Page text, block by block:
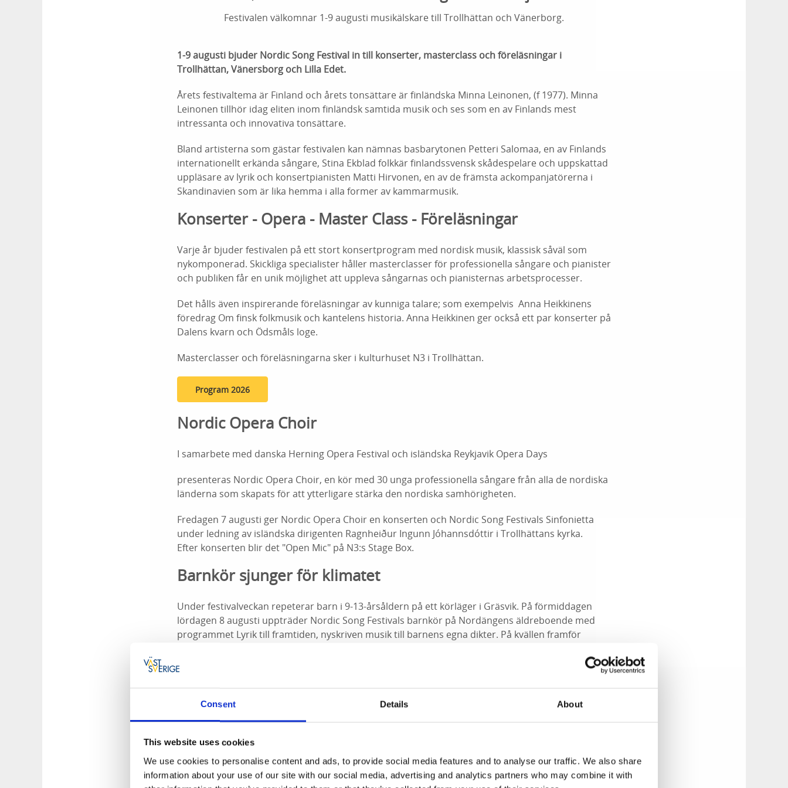
Consent Details About
This website uses cookies
We use cookies to personalise content and ads, to provide social media features and to analyse our traffic. We also share
information about your use of our site with our social media, advertising and analytics partners who may combine it with
Festivalen välkomnar 1-9 augusti musikälskare till Trollhättan och Vänerborg.
1-9 augusti bjuder Nordic Song Festival in till konserter, masterclass och föreläsningar i
Trollhättan, Vänersborg och Lilla Edet.
Årets festivaltema är Finland och årets tonsättare är finländska Minna Leinonen, (f 1977). Minna
Leinonen tillhör idag eliten inom finländsk samtida musik och ses som en av Finlands mest
intressanta och innovativa tonsättare.
Bland artisterna som gästar festivalen kan nämnas basbarytonen Petteri Salomaa, en av Finlands
internationellt erkända sångare, Stina Ekblad folkkär finlandssvensk skådespelare och uppskattad
uppläsare av lyrik och konsertpianisten Matti Hirvonen, en av de främsta ackompanjatörerna i
Skandinavien som är lika hemma i alla former av kammarmusik.
Konserter - Opera - Master Class - Föreläsningar
Varje år bjuder festivalen på ett stort konsertprogram med nordisk musik, klassisk såväl som
nykomponerad. Skickliga specialister håller masterclasser för professionella sångare och pianister
och publiken får en unik möjlighet att uppleva sångarnas och pianisternas arbetsprocesser.
Det hålls även inspirerande föreläsningar av kunniga talare; som exempelvis Anna Heikkinens
föredrag Om finsk folkmusik och kantelens historia. Anna Heikkinen ger också ett par konserter på
Dalens kvarn och Ödsmåls loge.
Masterclasser och föreläsningarna sker i kulturhuset N3 i Trollhättan.
Program 2026
Nordic Opera Choir
I samarbete med danska Herning Opera Festival och isländska Reykjavik Opera Days
presenteras Nordic Opera Choir, en kör med 30 unga professionella sångare från alla de nordiska
länderna som skapats för att ytterligare stärka den nordiska samhörigheten.
Fredagen 7 augusti ger Nordic Opera Choir en konserten och Nordic Song Festivals Sinfonietta
under ledning av isländska dirigenten Ragnheiður Ingunn Jóhannsdóttir i Trollhättans kyrka.
Efter konserten blir det "Open Mic" på N3:s Stage Box.
Barnkör sjunger för klimatet
Under festivalveckan repeterar barn i 9-13-årsåldern på ett körläger i Gräsvik. På förmiddagen
lördagen 8 augusti uppträder Nordic Song Festivals barnkör på Nordängens äldreboende med
programmet Lyrik till framtiden, nyskriven musik till barnens egna dikter. På kvällen framför
Annacari Jadling Ohlsson och gitarristen Stefan Ohlsson också firar Mumin 80 år.
Master class
Årets masterclass-deltagare i klassisk sång och piano ger två konserter; 4 augusti i Kulturhuset
Trollhättan. De bjuder på färgstarka musikaliska framträdanden – en värdig final på en intensiv
och inspirerande festivalvecka.